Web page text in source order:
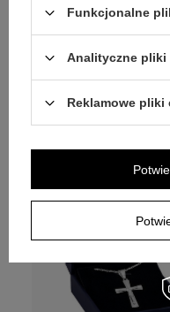
Funkcjonalne
Analityczne pliki
Reklamowe pliki